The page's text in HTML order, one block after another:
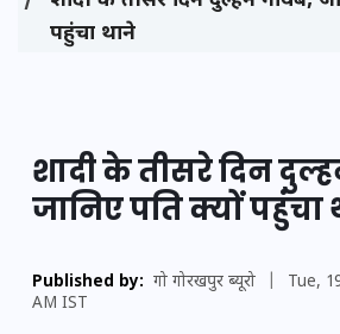
पहुंचा थाने
शादी के तीसरे दिन
जानिए पति क्यों पहुंचा
Published by: गो गोरखपुर ब्यूरो
Tue,
AM IST